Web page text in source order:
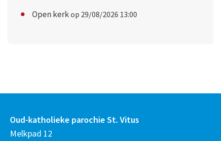
Open kerkop 29/08/2026 13:00
Oud-katholieke parochie St. Vitus
Melkpad 12